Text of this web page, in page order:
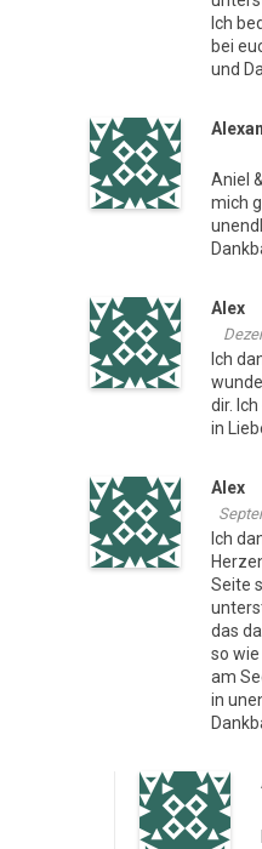
Ich
bei
und
Aniel
mich
Alex
Ich
dir.
in
Alex
Ich
Seite
das
so
am
in